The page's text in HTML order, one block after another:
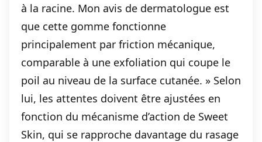
à la racine. Mon avis de dermatologue est
que cette gomme fonctionne
principalement par friction mécanique,
comparable à une exfoliation qui coupe le
poil au niveau de la surface cutanée. » Selon
lui, les attentes doivent être ajustées en
fonction du mécanisme d’action de Sweet
Skin, qui se rapproche davantage du rasage